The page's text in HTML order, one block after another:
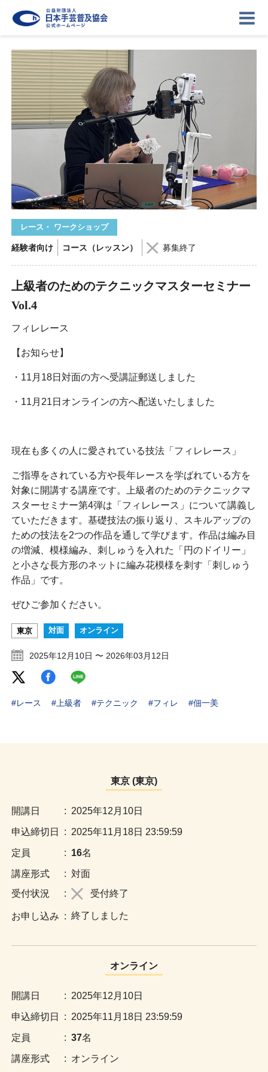
ニュース 記事 講座
イベント ギャラリー お問い合わせ
協会について ログイン
レース・ ワークショップ
経験者向け コース（レッスン） 募集終了
上級者のためのテクニックマスターセミナー
Vol.4
フィレレース
【お知らせ】
・11月18日対面の方へ受講証郵送しました
・11月21日オンラインの方へ配送いたしました
現在も多くの人に愛されている技法「フィレレース」
ご指導をされている方や長年レースを学ばれている方を
対象に開講する講座です。上級者のためのテクニックマ
スターセミナー第4弾は「フィレレース」について講義し
ていただきます。基礎技法の振り返り、スキルアップの
ための技法を2つの作品を通して学びます。作品は編み目
の増減、模様編み、刺しゅうを入れた「円のドイリー」
と小さな長方形のネットに編み花模様を刺す「刺しゅう
作品」です。
ぜひご参加ください。
東京 対面 オンライン
2025年12月10日 〜 2026年03月12日
#レース #上級者 #テクニック #フィレ #佃一美
東京 (東京)
: 2025年12月10日
: 2025年11月18日 23:59:59
: 16名
: 対面
:
受付終了
: 終了しました
オンライン
: 2025年12月10日
: 2025年11月18日 23:59:59
: 37名
: オンライン